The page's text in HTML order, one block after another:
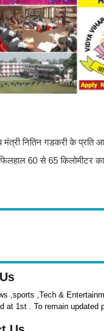
नितिन गडकरी के प्रति
60 से 65 किलोमीटर
,sports ,Tech &
at 1st . To remain updated